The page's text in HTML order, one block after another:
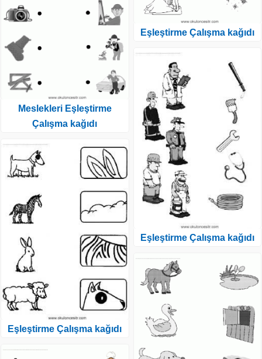
Meslekleri Eşleştirme
Çalışma kağıdı
Eşleştirme Çalışma kağıdı
Eşleştirme Çalışma kağıdı
Eşleştirme Çalışma kağıdı